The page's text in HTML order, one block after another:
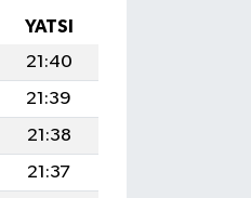
YATSI
21:40
21:39
21:38
21:37